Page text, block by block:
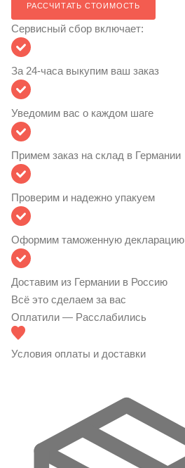
РАССЧИТАТЬ СТОИМОСТЬ
Сервисный сбор включает:
За 24-часа выкупим ваш заказ
Уведомим вас о каждом шаге
Примем заказ на склад в Германии
Проверим и надежно упакуем
Оформим таможенную декларацию
Доставим из Германии в Россию
Всё это сделаем за вас
Оплатили — Расслабились
Условия оплаты и доставки